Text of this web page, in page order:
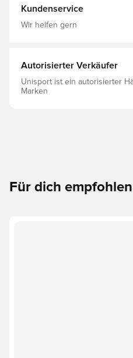
Kundenservice
Wir helfen gern
Autorisierter Verkäufer
Unisport ist ein autorisierter
Marken
Für dich empfohlen